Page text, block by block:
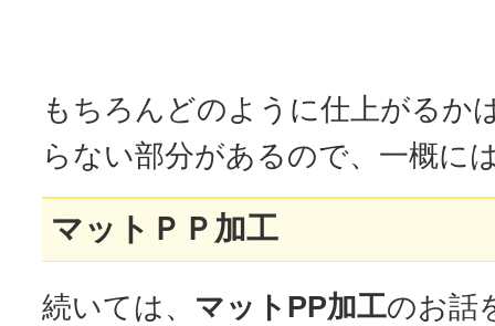
もちろんどのように仕上がるか
らない部分があるので、一概に
マットＰＰ加工
続いては、 マットPP加工のお話